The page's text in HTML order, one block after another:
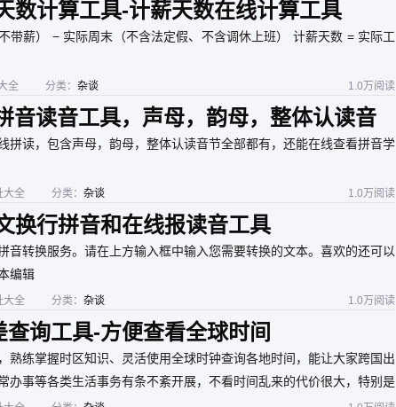
数计算工具-计薪天数在线计算工具
带薪） − 实际周末（不含法定假、不含调休上班） 计薪天数 = 实际工
全 分类： 杂谈 1.0万阅读
音读音工具，声母，韵母，整体认读音
拼读，包含声母，韵母，整体认读音节全部都有，还能在线查看拼音学
大全 分类： 杂谈 1.0万阅读
换行拼音和在线报读音工具
音转换服务。请在上方输入框中输入您需要转换的文本。喜欢的还可以
编辑
大全 分类： 杂谈 1.0万阅读
询工具-方便查看全球时间
熟练掌握时区知识、灵活使用全球时钟查询各地时间，能让大家跨国出
办事等各类生活事务有条不紊开展，不看时间乱来的代价很大，特别是
慢了整整12小时，而且同一个美国还分几个时区，使用本站工具可以